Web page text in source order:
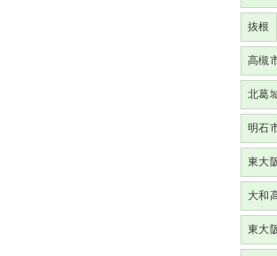
抜根
高槻
北葛
明石
東大
大和
東大